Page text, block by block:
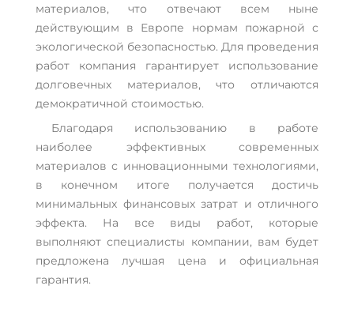
материалов, что отвечают всем ныне
действующим в Европе нормам пожарной с
экологической безопасностью. Для проведения
работ компания гарантирует использование
долговечных материалов, что отличаются
демократичной стоимостью.
Благодаря использованию в работе
наиболее эффективных современных
материалов с инновационными технологиями,
в конечном итоге получается достичь
минимальных финансовых затрат и отличного
эффекта. На все виды работ, которые
выполняют специалисты компании, вам будет
предложена лучшая цена и официальная
гарантия.